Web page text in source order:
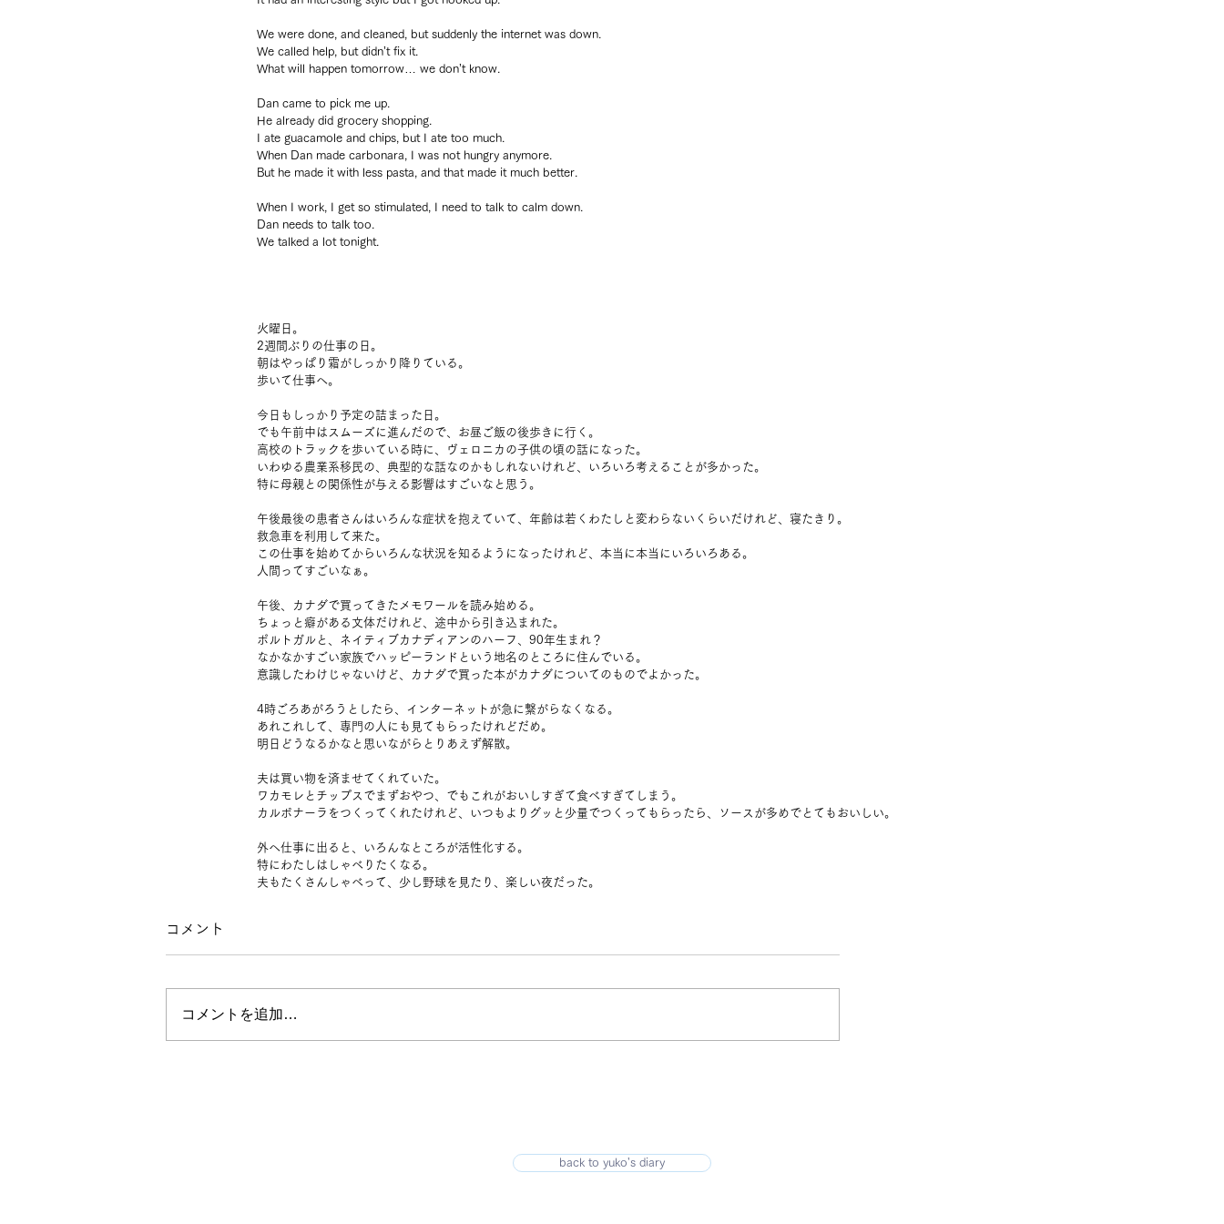
We were done, and cleaned, but suddenly the internet was down.
We called help, but didn’t fix it.
What will happen tomorrow… we don’t know.
Dan came to pick me up.
He already did grocery shopping.
I ate guacamole and chips, but I ate too much.
When Dan made carbonara, I was not hungry anymore.
But he made it with less pasta, and that made it much better.
When I work, I get so stimulated, I need to talk to calm down.
Dan needs to talk too.
We talked a lot tonight.
火曜日。
2週間ぶりの仕事の日。
朝はやっぱり霜がしっかり降りている。
歩いて仕事へ。
今日もしっかり予定の詰まった日。
でも午前中はスムーズに進んだので、お昼ご飯の後歩きに行く。
高校のトラックを歩いている時に、ヴェロニカの子供の頃の話になった。
いわゆる農業系移民の、典型的な話なのかもしれないけれど、いろいろ考えることが多かった。
特に母親との関係性が与える影響はすごいなと思う。
午後最後の患者さんはいろんな症状を抱えていて、年齢は若くわたしと変わらないくらいだけれど、寝たきり。
救急車を利用して来た。
この仕事を始めてからいろんな状況を知るようになったけれど、本当に本当にいろいろある。
人間ってすごいなぁ。
午後、カナダで買ってきたメモワールを読み始める。
ちょっと癖がある文体だけれど、途中から引き込まれた。
ポルトガルと、ネイティブカナディアンのハーフ、90年生まれ？
なかなかすごい家族でハッピーランドという地名のところに住んでいる。
意識したわけじゃないけど、カナダで買った本がカナダについてのものでよかった。
4時ごろあがろうとしたら、インターネットが急に繋がらなくなる。
あれこれして、専門の人にも見てもらったけれどだめ。
明日どうなるかなと思いながらとりあえず解散。
夫は買い物を済ませてくれていた。
ワカモレとチップスでまずおやつ、でもこれがおいしすぎて食べすぎてしまう。
カルボナーラをつくってくれたけれど、いつもよりグッと少量でつくってもらったら、ソースが多めでとてもおいしい。
外へ仕事に出ると、いろんなところが活性化する。
特にわたしはしゃべりたくなる。
夫もたくさんしゃべって、少し野球を見たり、楽しい夜だった。
コメント
コメントを追加…
back to yuko's diary